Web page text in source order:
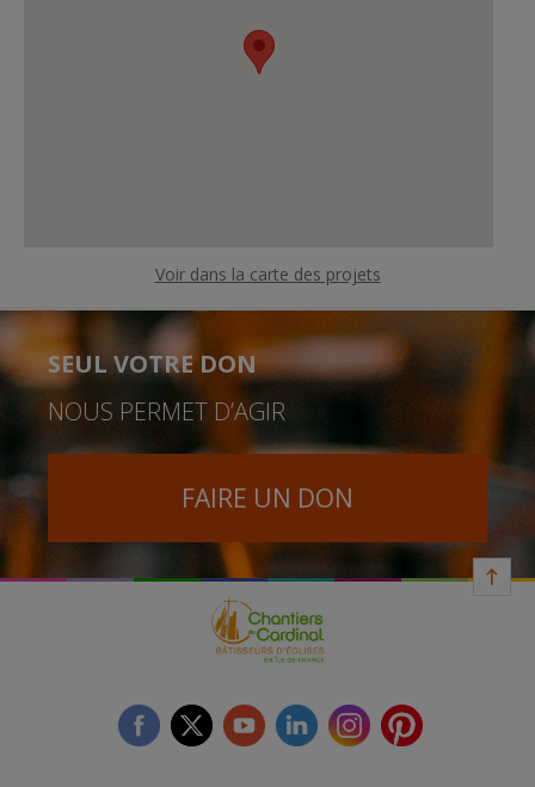
Voir dans la carte des projets
SEUL VOTRE DON
NOUS PERMET D’AGIR
FAIRE UN DON
facebooktwitter youtube linkedin instagram